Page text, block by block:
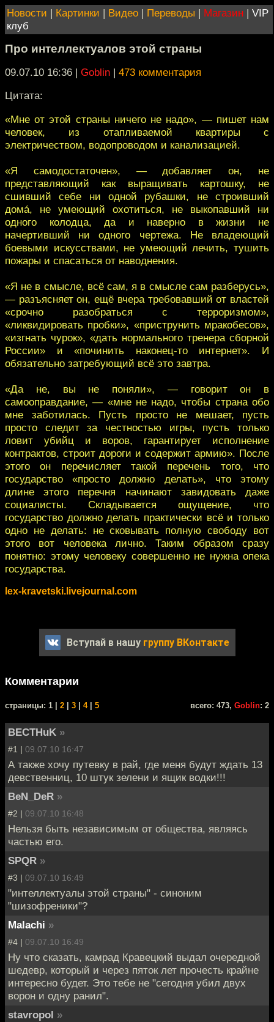
Новости | Картинки | Видео | Переводы | Магазин | VIP
клуб
Про интеллектуалов этой страны
09.07.10 16:36 | Goblin | 473 комментария
Цитата:
«Мне от этой страны ничего не надо», — пишет нам
человек, из отапливаемой квартиры с
электричеством, водопроводом и канализацией.
«Я самодостаточен», — добавляет он, не
представляющий как выращивать картошку, не
сшивший себе ни одной рубашки, не строивший
дома́, не умеющий охотиться, не выкопавший ни
одного колодца, да и наверно в жизни не
начертивший ни одного чертежа. Не владеющий
боевыми искусствами, не умеющий лечить, тушить
пожары и спасаться от наводнения.
«Я не в смысле, всё сам, я в смысле сам разберусь»,
— разъясняет он, ещё вчера требовавший от властей
«срочно разобраться с терроризмом»,
«ликвидировать пробки», «приструнить мракобесов»,
«изгнать чурок», «дать нормального тренера сборной
России» и «починить наконец-то интернет». И
обязательно затребующий всё это завтра.
«Да не, вы не поняли», — говорит он в
самооправдание, — «мне не надо, чтобы страна обо
мне заботилась. Пусть просто не мешает, пусть
просто следит за честностью игры, пусть только
ловит убийц и воров, гарантирует исполнение
контрактов, строит дороги и содержит армию». После
этого он перечисляет такой перечень того, что
государство «просто должно делать», что этому
длине этого перечня начинают завидовать даже
социалисты. Складывается ощущение, что
государство должно делать практически всё и только
одно не делать: не сковывать полную свободу вот
этого вот человека лично. Таким образом сразу
понятно: этому человеку совершенно не нужна опека
государства.
lex-kravetski.livejournal.com
Вступай в нашу группу ВКонтакте
Комментарии
cтраницы: 1 | 2 3 4| 5 всего: 473, Goblin: 2
BECTHuK »
#1 | 09.07.10 16:47
А также хочу путевку в рай, где меня будут ждать 13
девственниц, 10 штук зелени и ящик водки!!!
BeN_DeR »
#2 | 09.07.10 16:48
Нельзя быть независимым от общества, являясь
частью его.
SPQR »
#3 | 09.07.10 16:49
"интеллектуалы этой страны" - синоним
"шизофреники"?
Malachi »
#4 | 09.07.10 16:49
Ну что сказать, камрад Кравецкий выдал очередной
шедевр, который и через пяток лет прочесть крайне
интересно будет. Это тебе не "сегодня убил двух
ворон и одну ранил".
stavropol »